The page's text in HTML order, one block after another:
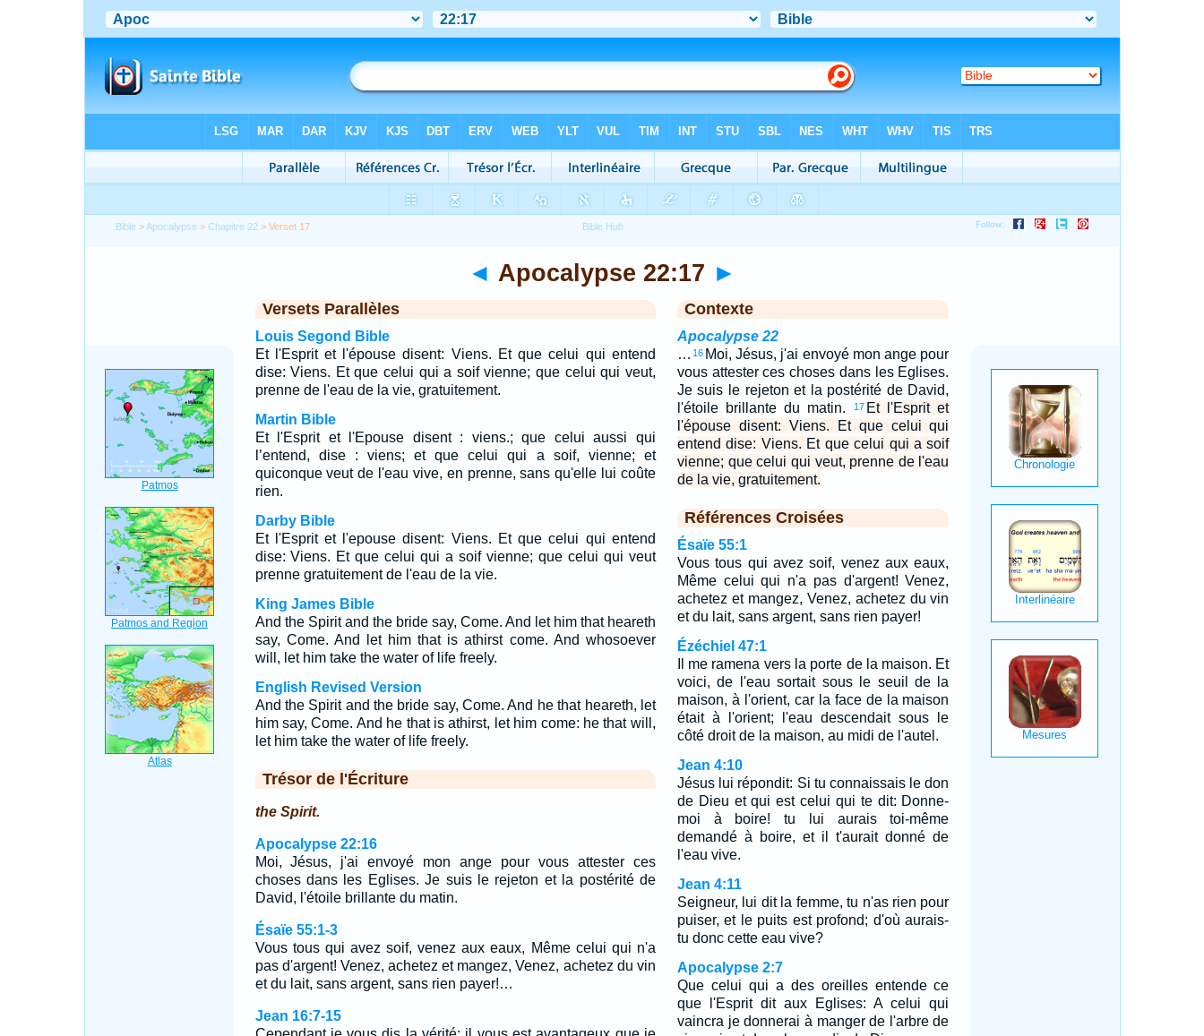
Bible >Apocalypse >Chapitre 22 > Verset 17
◄ Apocalypse 22:17 ►
Versets Parallèles
Louis Segond Bible
Et l'Esprit et l'épouse disent: Viens. Et que celui qui entend
dise: Viens. Et que celui qui a soif vienne; que celui qui veut,
prenne de l'eau de la vie, gratuitement.
Martin Bible
Et l'Esprit et l'Epouse disent : viens.; que celui aussi qui
l’entend, dise : viens; et que celui qui a soif, vienne; et
quiconque veut de l'eau vive, en prenne, sans qu'elle lui coûte
rien.
Darby Bible
Et l'Esprit et l'epouse disent: Viens. Et que celui qui entend
dise: Viens. Et que celui qui a soif vienne; que celui qui veut
prenne gratuitement de l'eau de la vie.
King James Bible
And the Spirit and the bride say, Come. And let him that heareth
say, Come. And let him that is athirst come. And whosoever
will, let him take the water of life freely.
English Revised Version
And the Spirit and the bride say, Come. And he that heareth, let
him say, Come. And he that is athirst, let him come: he that will,
let him take the water of life freely.
Trésor de l'Écriture
the Spirit.
Apocalypse 22:16
Moi, Jésus, j'ai envoyé mon ange pour vous attester ces
choses dans les Eglises. Je suis le rejeton et la postérité de
David, l'étoile brillante du matin.
Ésaïe 55:1-3
Vous tous qui avez soif, venez aux eaux, Même celui qui n'a
pas d'argent! Venez, achetez et mangez, Venez, achetez du vin
et du lait, sans argent, sans rien payer!…
Jean 16:7-15
Contexte
Apocalypse 22
… 16 Moi, Jésus, j'ai envoyé mon ange pour
vous attester ces choses dans les Eglises.
Je suis le rejeton et la postérité de David,
l'étoile brillante du matin.
17 Et l'Esprit et
l'épouse disent: Viens. Et que celui qui
entend dise: Viens. Et que celui qui a soif
vienne; que celui qui veut, prenne de l'eau
de la vie, gratuitement.
Références Croisées
Ésaïe 55:1
Vous tous qui avez soif, venez aux eaux,
Même celui qui n'a pas d'argent! Venez,
achetez et mangez, Venez, achetez du vin
et du lait, sans argent, sans rien payer!
Ézéchiel 47:1
Il me ramena vers la porte de la maison. Et
voici, de l'eau sortait sous le seuil de la
maison, à l'orient, car la face de la maison
était à l'orient; l'eau descendait sous le
côté droit de la maison, au midi de l'autel.
Jean 4:10
Jésus lui répondit: Si tu connaissais le don
de Dieu et qui est celui qui te dit: Donne-
moi à boire! tu lui aurais toi-même
demandé à boire, et il t'aurait donné de
l'eau vive.
Jean 4:11
Seigneur, lui dit la femme, tu n'as rien pour
puiser, et le puits est profond; d'où aurais-
tu donc cette eau vive?
Apocalypse 2:7
Que celui qui a des oreilles entende ce
que l'Esprit dit aux Eglises: A celui qui
vaincra je donnerai à manger de l'arbre de